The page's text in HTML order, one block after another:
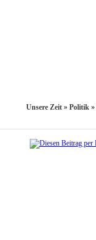
Unsere Zeit » Politik »